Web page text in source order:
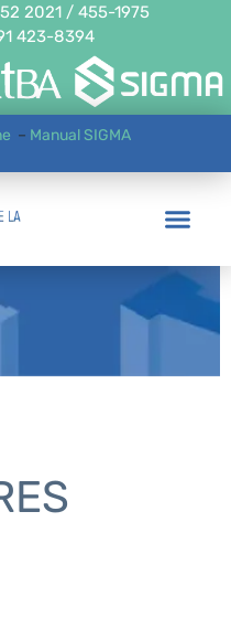
2021 / 455-1975
423-8394
– Manual SIGMA